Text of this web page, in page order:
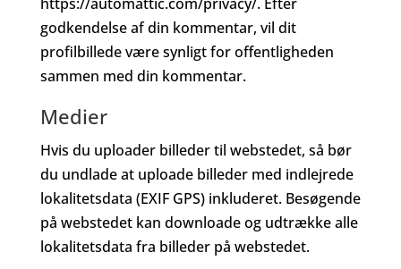
godkendelse af din kommentar, vil dit
profilbillede være synligt for offentligheden
sammen med din kommentar.
Medier
Hvis du uploader billeder til webstedet, så bør
du undlade at uploade billeder med indlejrede
lokalitetsdata (EXIF GPS) inkluderet. Besøgende
på webstedet kan downloade og udtrække alle
lokalitetsdata fra billeder på webstedet.